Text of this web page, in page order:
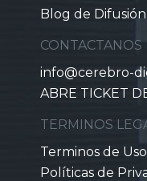
Blog de Difusión
CONTACTANOS
info@cerebro-
ABRE TICKET
TERMINOS
Terminos de Uso
Políticas de